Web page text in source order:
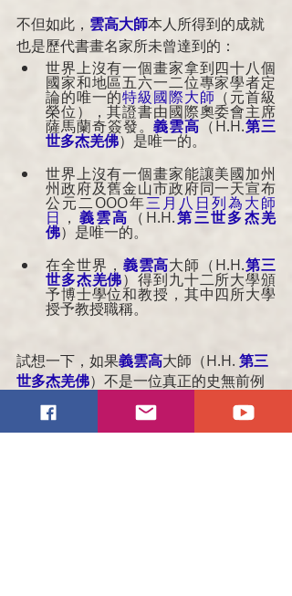
不但如此， 雲高大師本人所得到的成就
也是歷代書畫名家所未曾達到的：
世界上沒有一個畫家拿到四十八個
國家和地區五六一二位專家學者定
論的唯一的特級國際大師 （元首級
榮位），其證書由國際奧委會主席
薩馬蘭奇簽發。義雲高 （H.H.第三
世多杰羌佛）是唯一的。
世界上沒有一個畫家能讓美國加州
州政府及舊金山市政府同一天宣布
公元二OOO年三月八日列為大師
日 ， 義雲高 （ H.H.第三世多杰羌
佛）是唯一的。
在全世界， 義雲高大師（H.H.第三
世多杰羌佛）得到九十二所大學頒
予博士學位和教授，其中四所大學
授予教授職稱。
試想一下，如果義雲高大師（H.H. 第三
世多杰羌佛）不是一位真正的史無前例
的道德文章藝術大家，中國政府怎麼會
為他修建以大師的名字命名的藝術館呢?